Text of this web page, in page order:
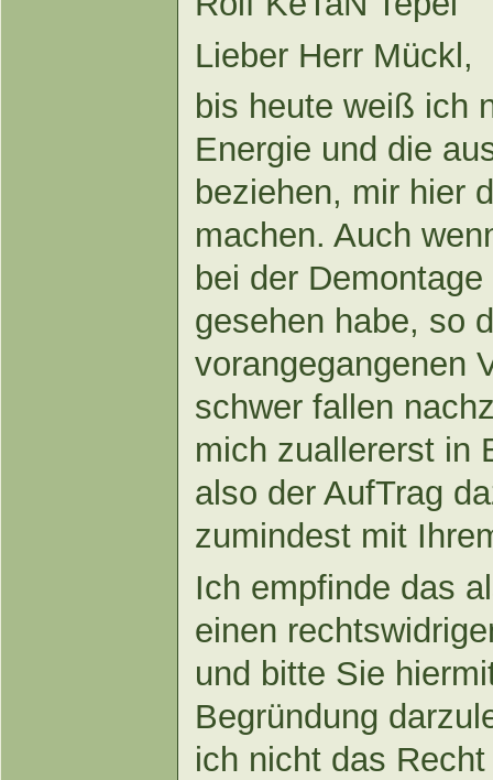
Lieber Herr Mückl,
bis heute weiß ich
Energie und die
beziehen, mir hier
machen. Auch
bei der
gesehen habe, so
vorangegangenen
schwer fallen
mich zuallererst in
also der AufTrag
zumindest mit
Ich empfinde das
einen
und bitte Sie
Begründung
ich nicht das